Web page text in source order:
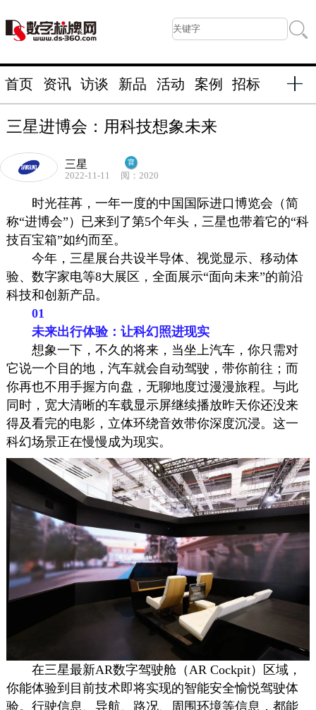
首页 资讯 访谈 新品 活动 案例 招标
三星进博会：用科技想象未来
三星
2022-11-11 阅：2020
时光荏苒，一年一度的中国国际进口博览会（简
称“进博会”）已来到了第5个年头，三星也带着它的“科
技百宝箱”如约而至。
今年，三星展台共设半导体、视觉显示、移动体
验、数字家电等8大展区，全面展示“面向未来”的前沿
科技和创新产品。
01
未来出行体验：让科幻照进现实
想象一下，不久的将来，当坐上汽车，你只需对
它说一个目的地，汽车就会自动驾驶，带你前往；而
你再也不用手握方向盘，无聊地度过漫漫旅程。与此
同时，宽大清晰的车载显示屏继续播放昨天你还没来
得及看完的电影，立体环绕音效带你深度沉浸。这一
科幻场景正在慢慢成为现实。
在三星最新AR数字驾驶舱（AR Cockpit）区域，
你能体验到目前技术即将实现的智能安全愉悦驾驶体
验。行驶信息、导航、路况、周围环境等信息，都能